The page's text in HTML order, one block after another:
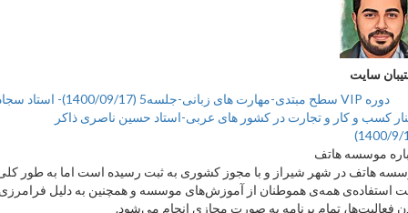
سایت
دوره VIP سطح مبتدی-مهارت های زبانی-جلسه5 (1400/09/17)- استاد سجادی
کسب و کار و تجارت در کشور های عربی-استاد حسین ناصری ذاکر
موسسه هاتف
هاتف در شهر شیراز و با مجوز کشوری به ثبت رسیده است اما به طور کلی
همه‌ی هموطنان از آموزش‌های موسسه و همچنین به دلیل فرامرزی
تمام برنامه به صورت مجازی انجام می‌شود.